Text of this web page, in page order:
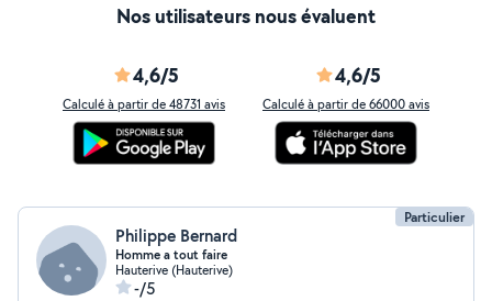
Nos utilisateurs nous évaluent
4,6/5
Calculé à partir de 48731 avis
4,6/5
Calculé à partir de 66000 avis
Particulier
Philippe Bernard
Homme a tout faire
Hauterive (Hauterive)
-/5